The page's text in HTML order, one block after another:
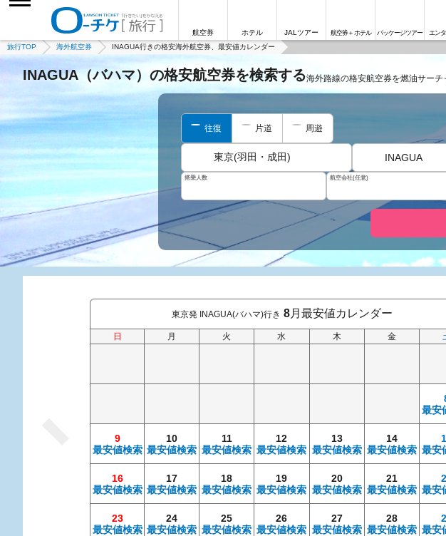
航空券 ホテル JALツアー 航空券＋ホテル パッケージツアー エン
旅行TOP 海外航空券 INAGUA行きの格安海外航空券、最安値カレンダー
INAGUA（バハマ）の格安航空券を検索する海外路線の格安航空券を燃油サー
往復 片道 周遊
東京(羽田・成田) INAGUA
搭乗人数 航空会社(任意)
東京発 INAGUA(バハマ)行き 8月最安値カレンダー
日 月 火 水 木 金
最安
9
最安値検索
10
最安値検索
11
最安値検索
12
最安値検索
13
最安値検索
14
最安値検索 最安
16
最安値検索
17
最安値検索
18
最安値検索
19
最安値検索
20
最安値検索
21
最安値検索 最安
23
最安値検索
24
最安値検索
25
最安値検索
26
最安値検索
27
最安値検索
28
最安値検索 最安